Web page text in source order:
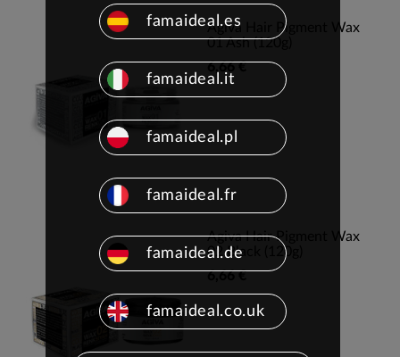
Agiva Hair Pigment Wax
01 Ash (120g)
6,66 €
Agiva Hair Pigment Wax
02 Black (120g)
6,66 €
famaideal.es
famaideal.it
famaideal.pl
famaideal.fr
famaideal.de
famaideal.co.uk